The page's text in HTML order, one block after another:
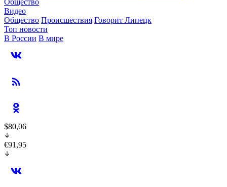
Общество
Видео
Общество Происшествия Говорит Липецк
Топ новости
В России В мире
$80,06
€91,95